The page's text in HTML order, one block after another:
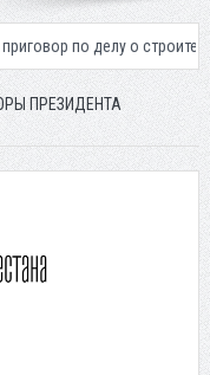
о строительстве
ПРЕЗИДЕНТА